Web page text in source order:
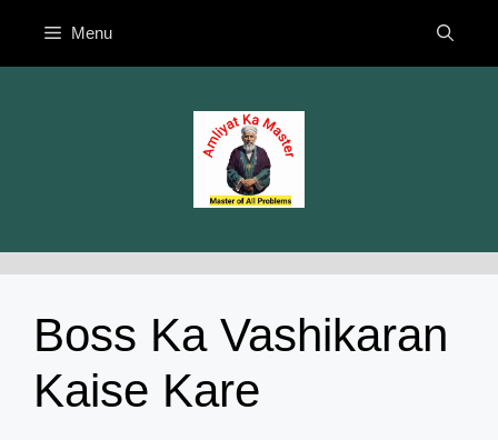
content
Menu
Boss Ka Vashikaran
Kaise Kare